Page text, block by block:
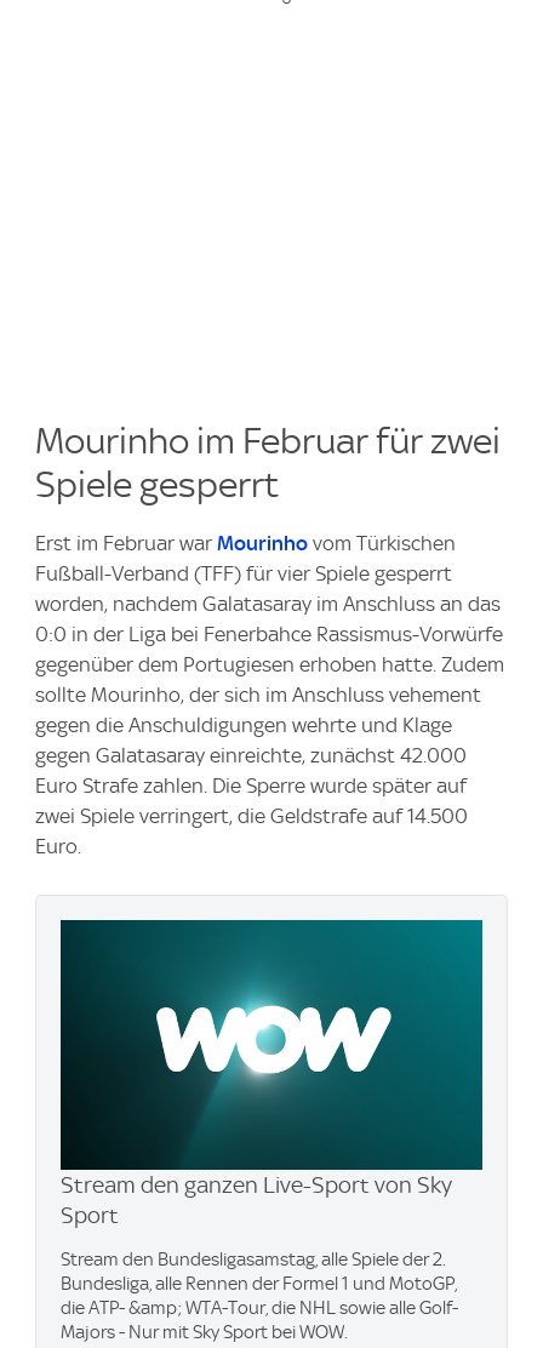
Mourinho im Februar für zwei
Spiele gesperrt
Erst im Februar war Mourinho vom Türkischen
Fußball-Verband (TFF) für vier Spiele gesperrt
worden, nachdem Galatasaray im Anschluss an das
0:0 in der Liga bei Fenerbahce Rassismus-Vorwürfe
gegenüber dem Portugiesen erhoben hatte. Zudem
sollte Mourinho, der sich im Anschluss vehement
gegen die Anschuldigungen wehrte und Klage
gegen Galatasaray einreichte, zunächst 42.000
Euro Strafe zahlen. Die Sperre wurde später auf
zwei Spiele verringert, die Geldstrafe auf 14.500
Euro.
Stream den ganzen Live-Sport von Sky
Sport
Stream den Bundesligasamstag, alle Spiele der 2.
Bundesliga, alle Rennen der Formel 1 und MotoGP,
die ATP- &amp; WTA-Tour, die NHL sowie alle Golf-
Majors - Nur mit Sky Sport bei WOW.